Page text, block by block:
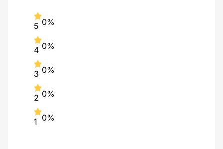
5 0%
4 0%
3 0%
2 0%
1 0%